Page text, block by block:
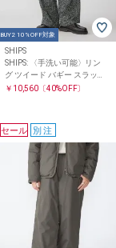
BUY2 10%OFF対象
SHIPS
SHIPS: 〈手洗い可能〉リン
グ ツイード バギー スラック
ス
￥10,560〔40%OFF〕
セール 別注